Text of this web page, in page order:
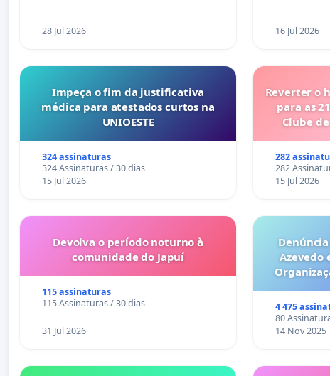
28 Jul 2026 16 Jul 2026
Impeça o fim da justificativa
médica para atestados curtos na
UNIOESTE
324 assinaturas
324 Assinaturas / 30 dias
15 Jul 2026
Reverter o
para as
Clube
282
282
15 Jul 2026
Devolva o período noturno à
comunidade do Japuí
115 assinaturas
115 Assinaturas / 30 dias
31 Jul 2026
Azevedo
6x1
compra a
4 475
80
14 Nov 2025